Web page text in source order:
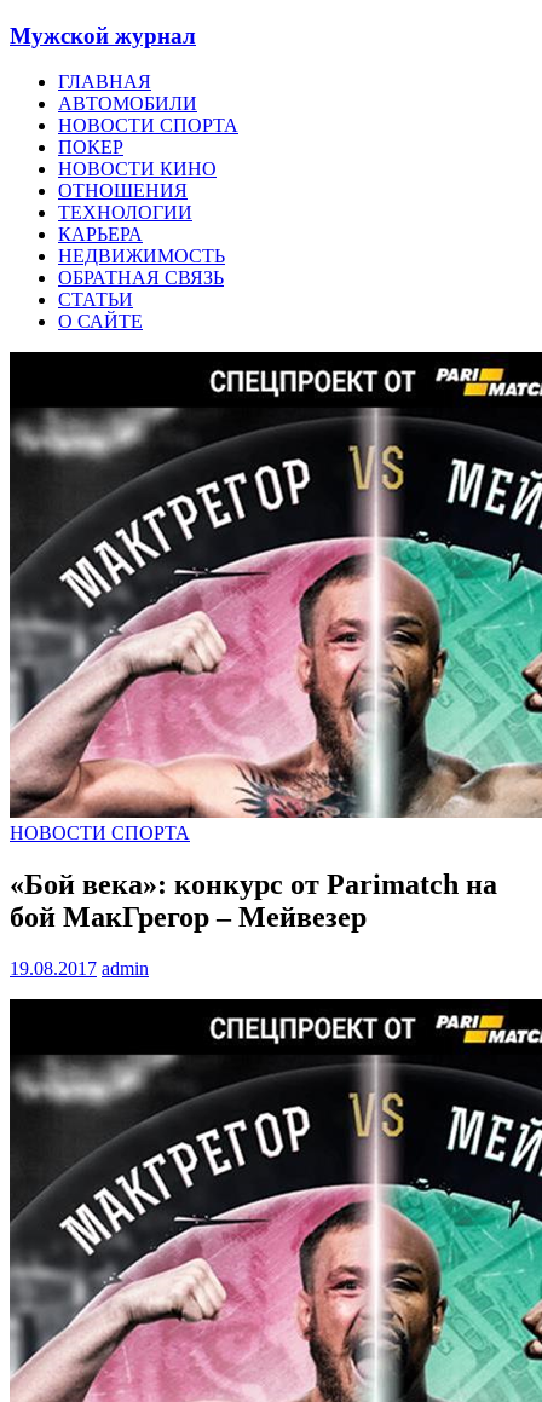
Мужской журнал
ГЛАВНАЯ
АВТОМОБИЛИ
НОВОСТИ СПОРТА
ПОКЕР
НОВОСТИ КИНО
ОТНОШЕНИЯ
ТЕХНОЛОГИИ
КАРЬЕРА
НЕДВИЖИМОСТЬ
ОБРАТНАЯ СВЯЗЬ
СТАТЬИ
О САЙТЕ
НОВОСТИ СПОРТА
«Бой века»: конкурс от Parimatch на
бой МакГрегор – Мейвезер
19.08.2017 admin